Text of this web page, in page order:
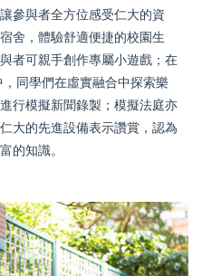
參與者全方位感受仁大的資
舍，體驗舒適便捷的校園生
者可親手創作專屬小遊戲；在
同學們在虛實融合中探索樂
行模擬新聞錄製；模擬法庭亦
大的先進設備表示讚賞，認為
的知識。